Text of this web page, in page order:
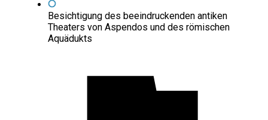
Besichtigung des beeindruckenden antiken
Theaters von Aspendos und des römischen
Aquädukts